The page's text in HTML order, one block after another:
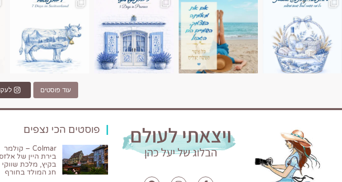
עוד פוסטים
פוסטים הכי נצפים
Colmar – קולמר
בירת היין של
בקיץ, מלכת שווקי
חג המולד בחורף